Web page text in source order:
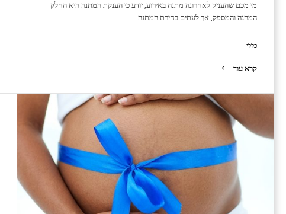
מי מכם שהעניק לאחרונה מתנה באירוע, יודע כי הענקת המתנה היא החלק
המהנה והמספק, אך לעתים בחירת המתנה…
כללי
קרא עוד